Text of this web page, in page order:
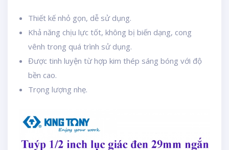
Thiết kế nhỏ gọn, dễ sử dụng.
Khả năng chịu lực tốt, không bị biến dạng, cong
vênh trong quá trình sử dụng.
Được tinh luyện từ hợp kim thép sáng bóng với độ
bền cao.
Trọng lượng nhẹ.